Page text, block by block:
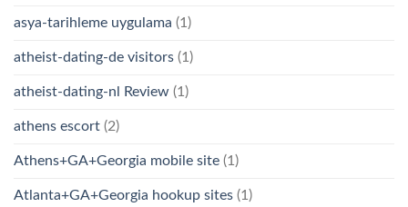
asya-tarihleme uygulama (1)
atheist-dating-de visitors (1)
atheist-dating-nl Review (1)
athens escort (2)
Athens+GA+Georgia mobile site (1)
Atlanta+GA+Georgia hookup sites (1)